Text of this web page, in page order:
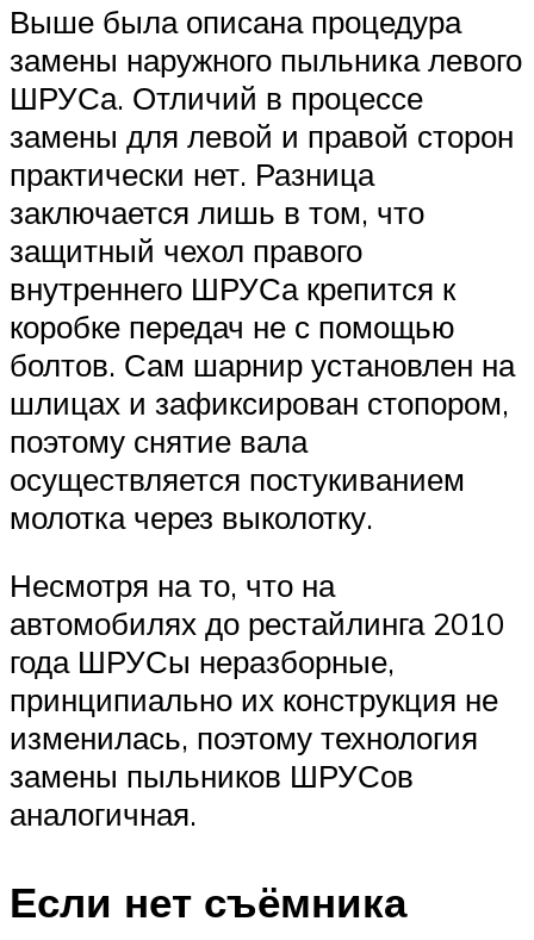
Выше была описана процедура
замены наружного пыльника левого
ШРУСа. Отличий в процессе
замены для левой и правой сторон
практически нет. Разница
заключается лишь в том, что
защитный чехол правого
внутреннего ШРУСа крепится к
коробке передач не с помощью
болтов. Сам шарнир установлен на
шлицах и зафиксирован стопором,
поэтому снятие вала
осуществляется постукиванием
молотка через выколотку.
Несмотря на то, что на
автомобилях до рестайлинга 2010
года ШРУСы неразборные,
принципиально их конструкция не
изменилась, поэтому технология
замены пыльников ШРУСов
аналогичная.
Если нет съёмника